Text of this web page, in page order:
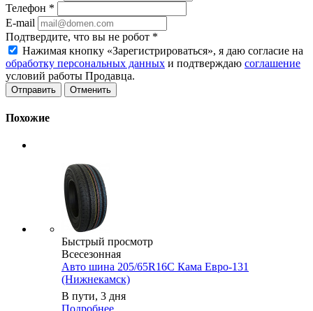
Телефон *
E-mail
Подтвердите, что вы не робот *
Нажимая кнопку «Зарегистрироваться», я даю согласие на
обработку персональных данных и подтверждаю соглашение
условий работы Продавца.
Отменить
Похожие
Быстрый просмотр
Всесезонная
Авто шина 205/65R16C Кама Евро-131
(Нижнекамск)
В пути, 3 дня